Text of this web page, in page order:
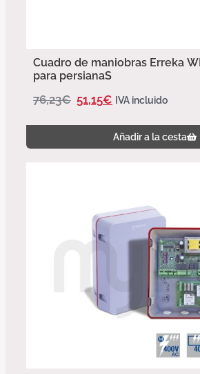
Cuadro de maniobras Erreka
para persianaS
76,23€ 51,15€ IVA incluido
Añadir a la cesta